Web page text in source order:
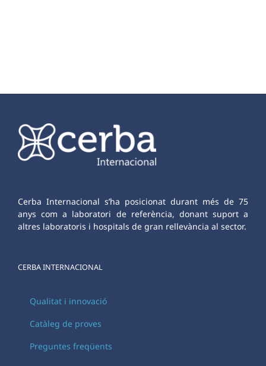
Cerba Internacional s’ha posicionat durant més de 75
anys com a laboratori de referència, donant suport a
altres laboratoris i hospitals de gran rellevància al sector.
CERBA INTERNACIONAL
Qualitat i innovació
Catàleg de proves
Preguntes freqüents